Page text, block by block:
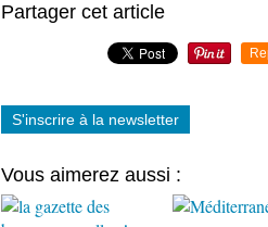
Partager cet article
S'inscrire à la newsletter
Vous aimerez aussi :